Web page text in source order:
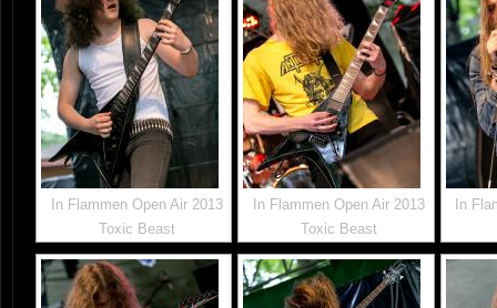
In Flammen Open Air 2013
Toxic Beast
In Flammen Open Air 2013
Toxic Beast
In